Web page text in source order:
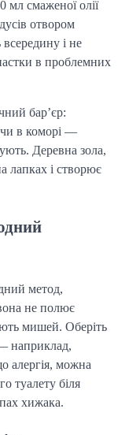
мл смаженої олії
отвором
і не
в проблемних
бар’єр:
чи в коморі —
Деревна зола,
лапках і створює
метод,
не полює
мишей. Оберіть
наприклад,
алергія, можна
туалету біля
хижака.